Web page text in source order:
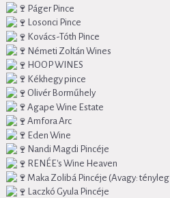
Páger Pince
Losonci Pince
Kovács-Tóth Pince
Németi Zoltán Wines
HOOP WINES
Kékhegy pince
Olivér Borműhely
Agape Wine Estate
Amfora Arc
Eden Wine
Nandi Magdi Pincéje
RENÉE's Wine Heaven
Maka Zolibá Pincéje (Avagy:
Laczkó Gyula Pincéje